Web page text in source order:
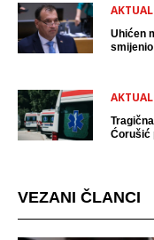
Uhićen
Ćorušić
VEZANI ČLANCI